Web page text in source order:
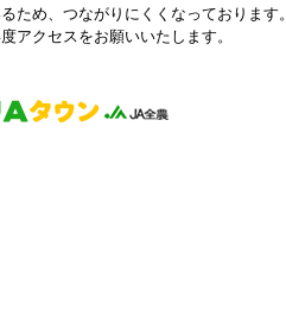
ため、つながりにくくなっております。
アクセスをお願いいたします。